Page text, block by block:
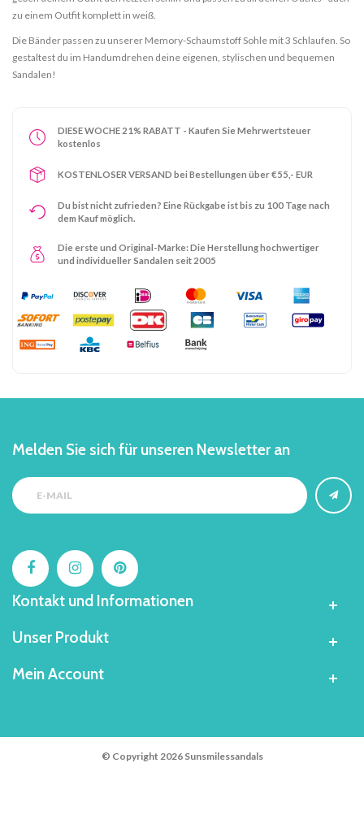
zu einem Outfit komplett in weiß.
Die Bänder passen zu unserer Memory-Schaumstoff Sohle mit 3 Schlaufen. So
gestaltest du im Handumdrehen deine eigenen, stylischen und bequemen
Sandalen!
DIESE WOCHE 21% RABATT - Kaufen Sie Mehrwertsteuer
kostenlos
KOSTENLOSER VERSAND bei Bestellungen über €55,- EUR
Du bist nicht zufrieden? Eine Rückgabe ist bis zu 100 Tage nach
dem Kauf möglich.
Die erste und Original-Marke: Die Herstellung hochwertiger
und individueller Sandalen seit 2005
Melden Sie sich für unseren Newsletter an
Kontakt und Informationen
Unser Produkt
Mein Account
© Copyright 2026 Sunsmilessandals